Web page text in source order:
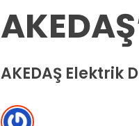
AKEDAŞ Elektrik